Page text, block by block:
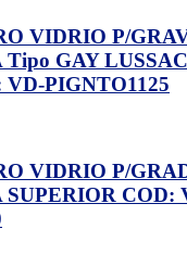
VIDRIO P/
GAY
PIGNTO1125
VIDRIO P/
SUPERIOR COD: